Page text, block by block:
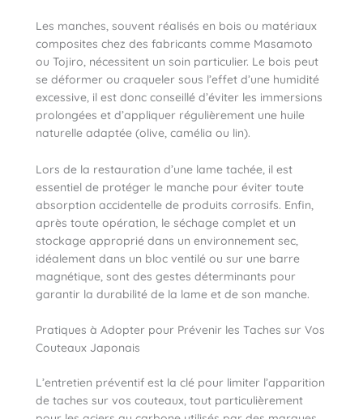
Les manches, souvent réalisés en bois ou matériaux
composites chez des fabricants comme Masamoto
ou Tojiro, nécessitent un soin particulier. Le bois peut
se déformer ou craqueler sous l’effet d’une humidité
excessive, il est donc conseillé d’éviter les immersions
prolongées et d’appliquer régulièrement une huile
naturelle adaptée (olive, camélia ou lin).
Lors de la restauration d’une lame tachée, il est
essentiel de protéger le manche pour éviter toute
absorption accidentelle de produits corrosifs. Enfin,
après toute opération, le séchage complet et un
stockage approprié dans un environnement sec,
idéalement dans un bloc ventilé ou sur une barre
magnétique, sont des gestes déterminants pour
garantir la durabilité de la lame et de son manche.
Pratiques à Adopter pour Prévenir les Taches sur Vos
Couteaux Japonais
L’entretien préventif est la clé pour limiter l’apparition
de taches sur vos couteaux, tout particulièrement